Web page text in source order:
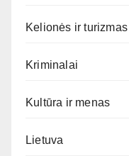
Kelionės ir turizmas
Kriminalai
Kultūra ir menas
Lietuva